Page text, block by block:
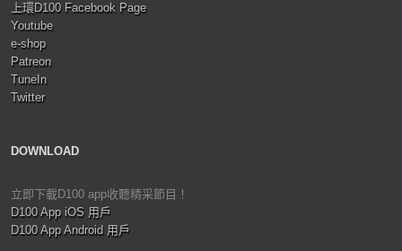
上環D100 Facebook Page
Youtube
e-shop
Patreon
TuneIn
Twitter
DOWNLOAD
立即下載D100 app收聽精采節目！
D100 App iOS 用戶
D100 App Android 用戶